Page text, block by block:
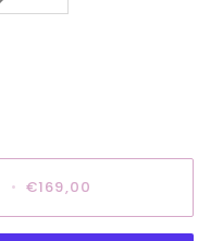
ESAURITA
• €169,00